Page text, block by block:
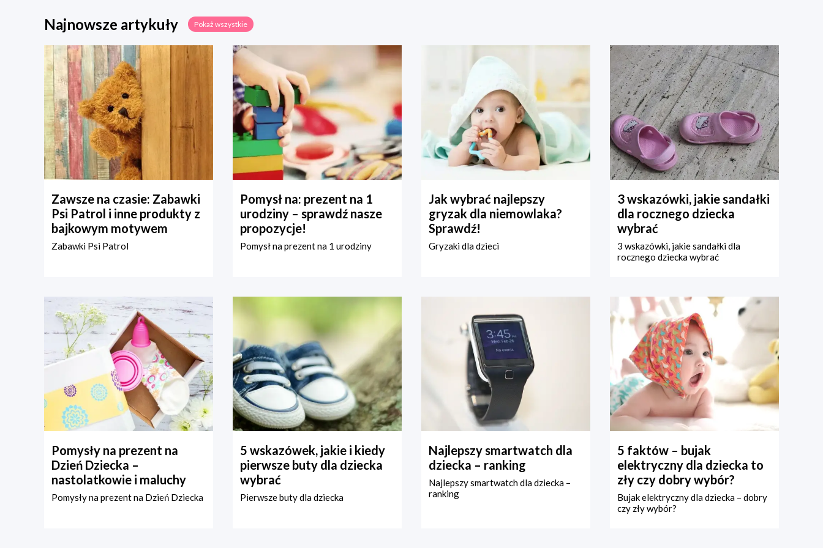
Najnowsze artykuły Pokaż wszystkie
Zawsze na czasie: Zabawki
Psi Patrol i inne produkty z
bajkowym motywem
Zabawki Psi Patrol
Pomysł na: prezent na 1
urodziny – sprawdź nasze
propozycje!
Pomysł na prezent na 1 urodziny
Jak wybrać najlepszy
gryzak dla niemowlaka?
Sprawdź!
Gryzaki dla dzieci
3 wskazówki, jakie sandałki
dla rocznego dziecka
wybrać
3 wskazówki, jakie sandałki dla
rocznego dziecka wybrać
Pomysły na prezent na
Dzień Dziecka –
nastolatkowie i maluchy
Pomysły na prezent na Dzień Dziecka
5 wskazówek, jakie i kiedy
pierwsze buty dla dziecka
wybrać
Pierwsze buty dla dziecka
Najlepszy smartwatch dla
dziecka – ranking
Najlepszy smartwatch dla dziecka –
ranking
5 faktów – bujak
elektryczny dla dziecka to
zły czy dobry wybór?
Bujak elektryczny dla dziecka – dobry
czy zły wybór?